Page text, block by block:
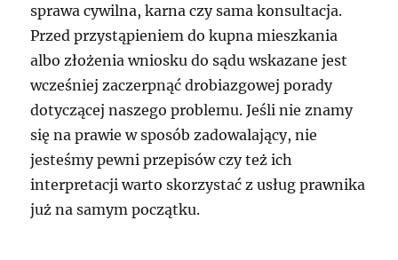
sprawa cywilna, karna czy sama konsultacja.
Przed przystąpieniem do kupna mieszkania
albo złożenia wniosku do sądu wskazane jest
wcześniej zaczerpnąć drobiazgowej porady
dotyczącej naszego problemu. Jeśli nie znamy
się na prawie w sposób zadowalający, nie
jesteśmy pewni przepisów czy też ich
interpretacji warto skorzystać z usług prawnika
już na samym początku.